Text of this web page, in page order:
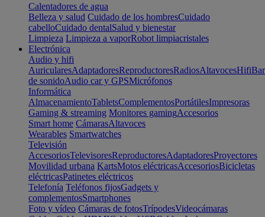
Calentadores de agua
Belleza y salud Cuidado de los hombresCuidado
cabelloCuidado dentalSalud y bienestar
Limpieza Limpieza a vaporRobot limpiacristales
Electrónica
Audio y hifi
AuricularesAdaptadoresReproductoresRadiosAltavocesHifi
de sonidoAudio car y GPSMicrófonos
Informática
AlmacenamientoTabletsComplementosPortátilesImpresoras
Gaming & streaming Monitores gamingAccesorios
Smart home CámarasAltavoces
Wearables Smartwatches
Televisión
AccesoriosTelevisoresReproductoresAdaptadoresProyectores
Movilidad urbana KartsMotos eléctricasAccesoriosBicicletas
eléctricasPatinetes eléctricos
Telefonía Teléfonos fijosGadgets y
complementosSmartphones
Foto y vídeo Cámaras de fotosTrípodesVideocámaras